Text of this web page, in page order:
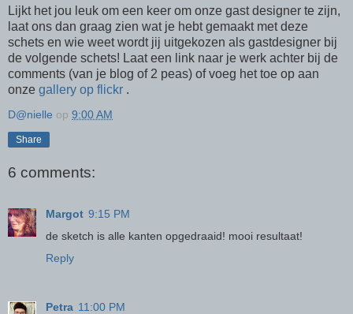
Lijkt het jou leuk om een keer om onze gast designer te zijn,
laat ons dan graag zien wat je hebt gemaakt met deze
schets en wie weet wordt jij uitgekozen als gastdesigner bij
de volgende schets! Laat een link naar je werk achter bij de
comments (van je blog of 2 peas) of voeg het toe op aan
onze gallery op flickr .
D@nielle op 9:00 AM
Share
6 comments:
Margot 9:15 PM
de sketch is alle kanten opgedraaid! mooi resultaat!
Reply
Petra 11:00 PM